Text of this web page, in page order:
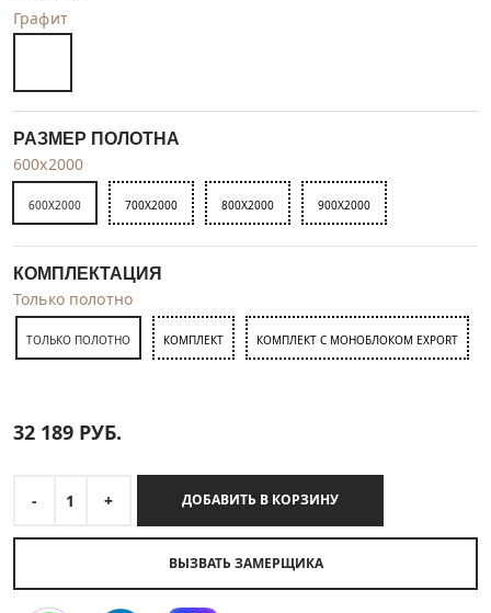
Графит
РАЗМЕР ПОЛОТНА
600x2000
600X2000 700X2000 800X2000 900X2000
КОМПЛЕКТАЦИЯ
Только полотно
ТОЛЬКО ПОЛОТНО КОМПЛЕКТ КОМПЛЕКТ С МОНОБЛОКОМ EXPORT
32 189 РУБ.
- 1 + ДОБАВИТЬ В КОРЗИНУ
ВЫЗВАТЬ ЗАМЕРЩИКА